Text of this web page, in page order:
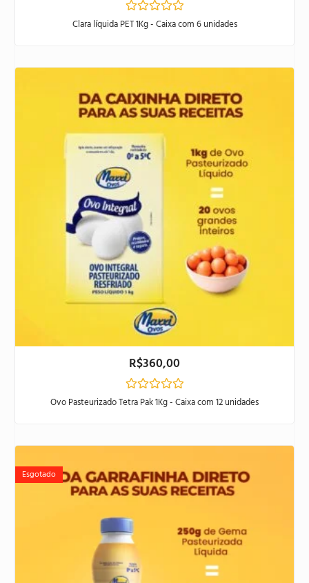
Avaliação
Clara líquida PET 1Kg - Caixa com 6 unidades
R$360,00
Avaliação
Ovo Pasteurizado Tetra Pak 1Kg - Caixa com 12 unidades
Esgotado